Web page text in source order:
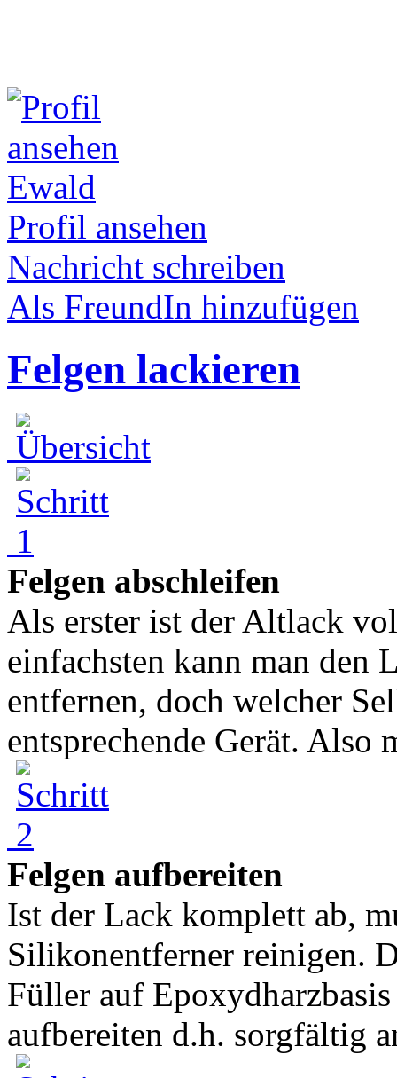
Ewald
Profil ansehen
Nachricht schreiben
Als FreundIn hinzufügen
Felgen lackieren
Felgen abschleifen
Als erster ist der Altlack
einfachsten kann man den
entfernen, doch welcher
entsprechende Gerät. Also
Felgen aufbereiten
Ist der Lack komplett ab,
Silikonentferner reinigen.
Füller auf
aufbereiten d.h. sorgfältig